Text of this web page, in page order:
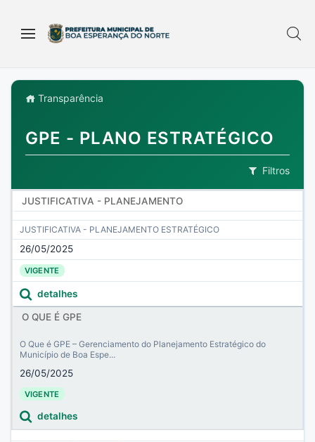
Transparência
GPE - PLANO ESTRATÉGICO
Filtros
JUSTIFICATIVA - PLANEJAMENTO
JUSTIFICATIVA - PLANEJAMENTO ESTRATÉGICO
26/05/2025
VIGENTE
detalhes
O QUE É GPE
O Que é GPE – Gerenciamento do Planejamento Estratégico do
Município de Boa Espe...
26/05/2025
VIGENTE
detalhes